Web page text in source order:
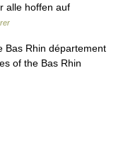
alle hoffen auf
Rhin département
of the Bas Rhin